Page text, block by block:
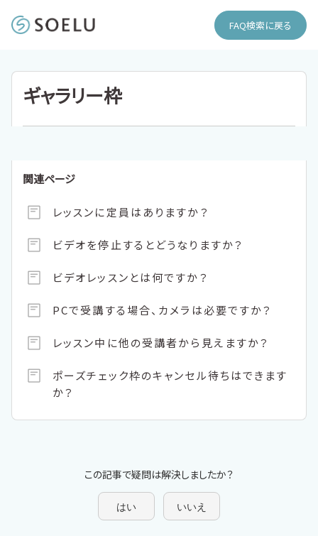
FAQ検索に戻る
ギャラリー枠
この記事で疑問は解決しましたか？
はい いいえ
関連ページ
レッスンに定員はありますか？
ビデオを停止するとどうなりますか？
ビデオレッスンとは何ですか？
PCで受講する場合、カメラは必要ですか？
レッスン中に他の受講者から見えますか？
ポーズチェック枠のキャンセル待ちはできます
か？